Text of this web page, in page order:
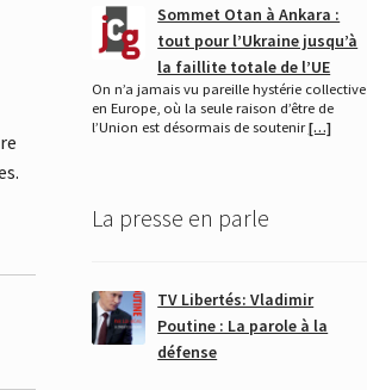
Sommet Otan à Ankara :
tout pour l’Ukraine jusqu’à
la faillite totale de l’UE
On n’a jamais vu pareille hystérie collective
en Europe, où la seule raison d’être de
l’Union est désormais de soutenir[…]
La presse en parle
TV Libertés: Vladimir
Poutine : La parole à la
défense